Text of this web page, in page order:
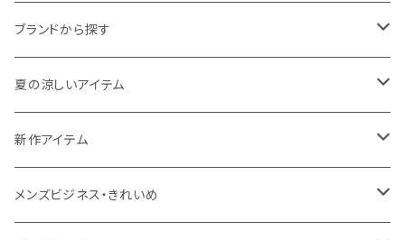
ブランドから探す
THE NORTH FACE
NANGA
1PIU1UGUALE3 RELAX
夏の涼しいアイテム
メンズ
レディース
新作アイテム
メンズ
メンズビジネス・きれいめ